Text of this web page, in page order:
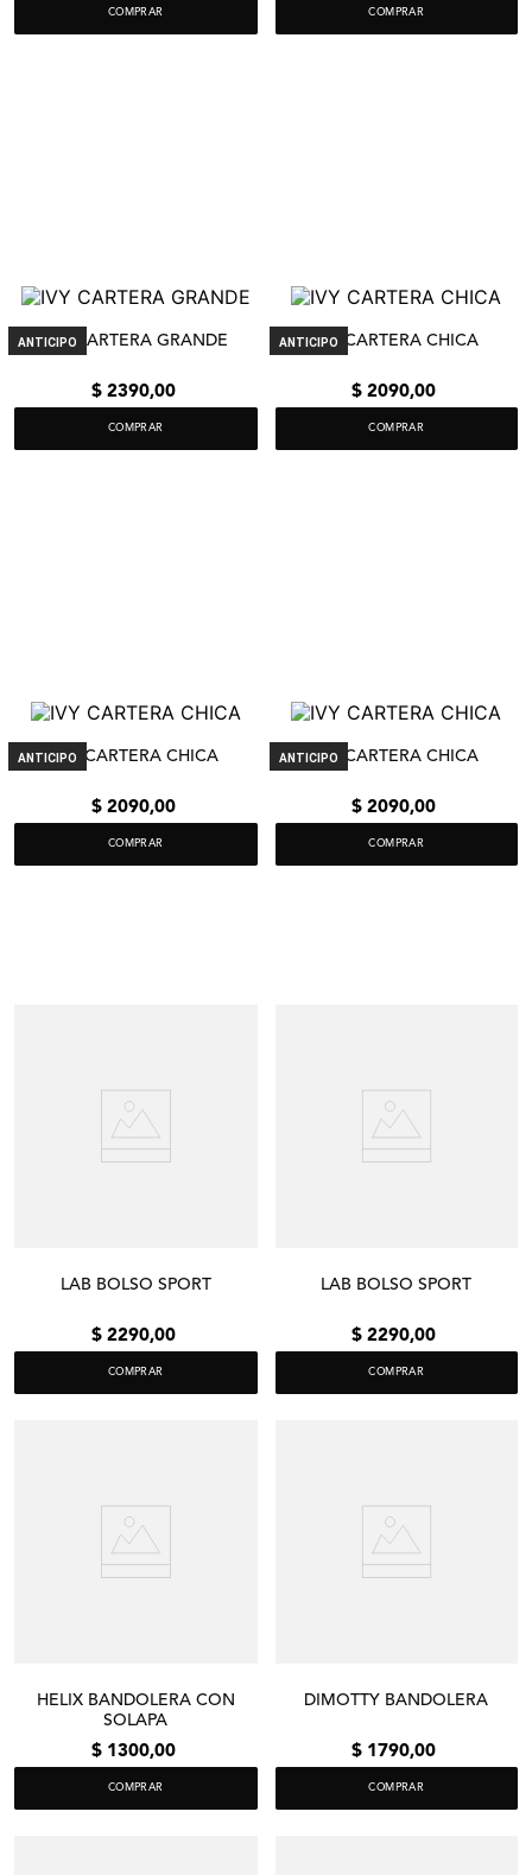
COMPRAR COMPRAR
IVY CARTERA GRANDE
ANTICIPO
$ 2390,00
COMPRAR
IVY CARTERA CHICA
ANTICIPO
$ 2090,00
COMPRAR
IVY CARTERA CHICA
ANTICIPO
$ 2090,00
COMPRAR
IVY CARTERA CHICA
ANTICIPO
$ 2090,00
COMPRAR
LAB BOLSO SPORT
$ 2290,00
COMPRAR
LAB BOLSO SPORT
$ 2290,00
COMPRAR
HELIX BANDOLERA CON
SOLAPA
$ 1300,00
COMPRAR
DIMOTTY BANDOLERA
$ 1790,00
COMPRAR